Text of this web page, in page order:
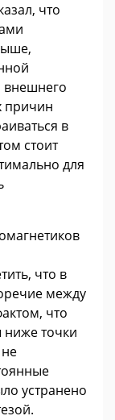
что
внешнего
причин
в
стоит
для
что в
между
что
ниже точки
устранено